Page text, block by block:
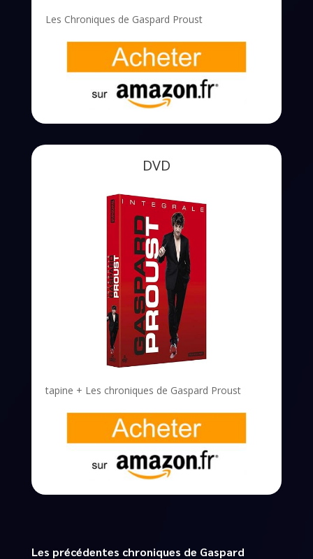
Les Chroniques de Gaspard Proust
DVD
tapine + Les chroniques de Gaspard Proust
Les précédentes chroniques de Gaspard